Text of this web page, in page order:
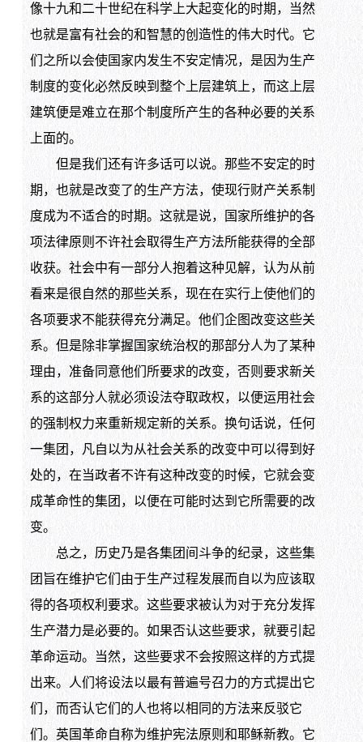
像十九和二十世纪在科学上大起变化的时期，当然
也就是富有社会的和智慧的创造性的伟大时代。它
们之所以会使国家内发生不安定情况，是因为生产
制度的变化必然反映到整个上层建筑上，而这上层
建筑便是难立在那个制度所产生的各种必要的关系
上面的。
但是我们还有许多话可以说。那些不安定的时
期，也就是改变了的生产方法，使现行财产关系制
度成为不适合的时期。这就是说，国家所维护的各
项法律原则不许社会取得生产方法所能获得的全部
收获。社会中有一部分人抱着这种见解，认为从前
看来是很自然的那些关系，现在在实行上使他们的
各项要求不能获得充分满足。他们企图改变这些关
系。但是除非掌握国家统治权的那部分人为了某种
理由，准备同意他们所要求的改变，否则要求新关
系的这部分人就必须设法夺取政权，以便运用社会
的强制权力来重新规定新的关系。换句话说，任何
一集团，凡自以为从社会关系的改变中可以得到好
处的，在当政者不许有这种改变的时候，它就会变
成革命性的集团，以便在可能时达到它所需要的改
变。
总之，历史乃是各集团间斗争的纪录，这些集
团旨在维护它们由于生产过程发展而自以为应该取
得的各项权利要求。这些要求被认为对于充分发挥
生产潜力是必要的。如果否认这些要求，就要引起
革命运动。当然，这些要求不会按照这样的方式提
出来。人们将设法以最有普遍号召力的方式提出它
们，而否认它们的人也将以相同的方法来反驳它
们。英国革命自称为维护宪法原则和耶稣新教。它